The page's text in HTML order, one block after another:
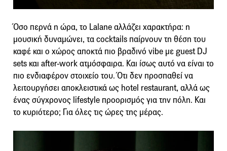
Όσο περνά η ώρα, το Lalane αλλάζει χαρακτήρα: η
μουσική δυναμώνει, τα cocktails παίρνουν τη θέση του
καφέ και ο χώρος αποκτά πιο βραδινό vibe με guest DJ
sets και after-work ατμόσφαιρα. Και ίσως αυτό να είναι το
πιο ενδιαφέρον στοιχείο του. Ότι δεν προσπαθεί να
λειτουργήσει αποκλειστικά ως hotel restaurant, αλλά ως
ένας σύγχρονος lifestyle προορισμός για την πόλη. Και
το κυριότερο; Για όλες τις ώρες της μέρας.